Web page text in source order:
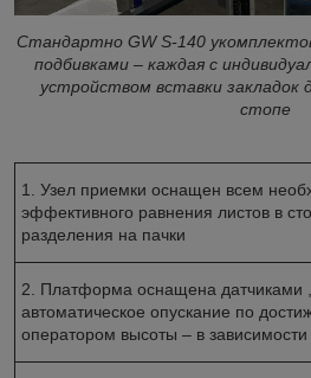
Стандартно GW S-140
подбивками – каждая с
устройством вставки закладок
стопе
1. Узел приемки оснащен всем
эффективного равнения листов в
разделения на пачки
2. Платформа оснащена датчиками
автоматическое опускание по
оператором высоты – в зависимости